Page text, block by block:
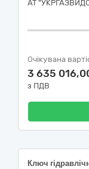
АТ
Очікувана
3 635
з ПДВ
Ключ